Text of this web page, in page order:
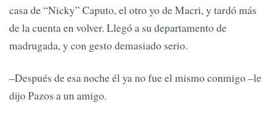
casa de “Nicky” Caputo, el otro yo de Macri, y tardó más
de la cuenta en volver. Llegó a su departamento de
madrugada, y con gesto demasiado serio.
–Después de esa noche él ya no fue el mismo conmigo –le
dijo Pazos a un amigo.